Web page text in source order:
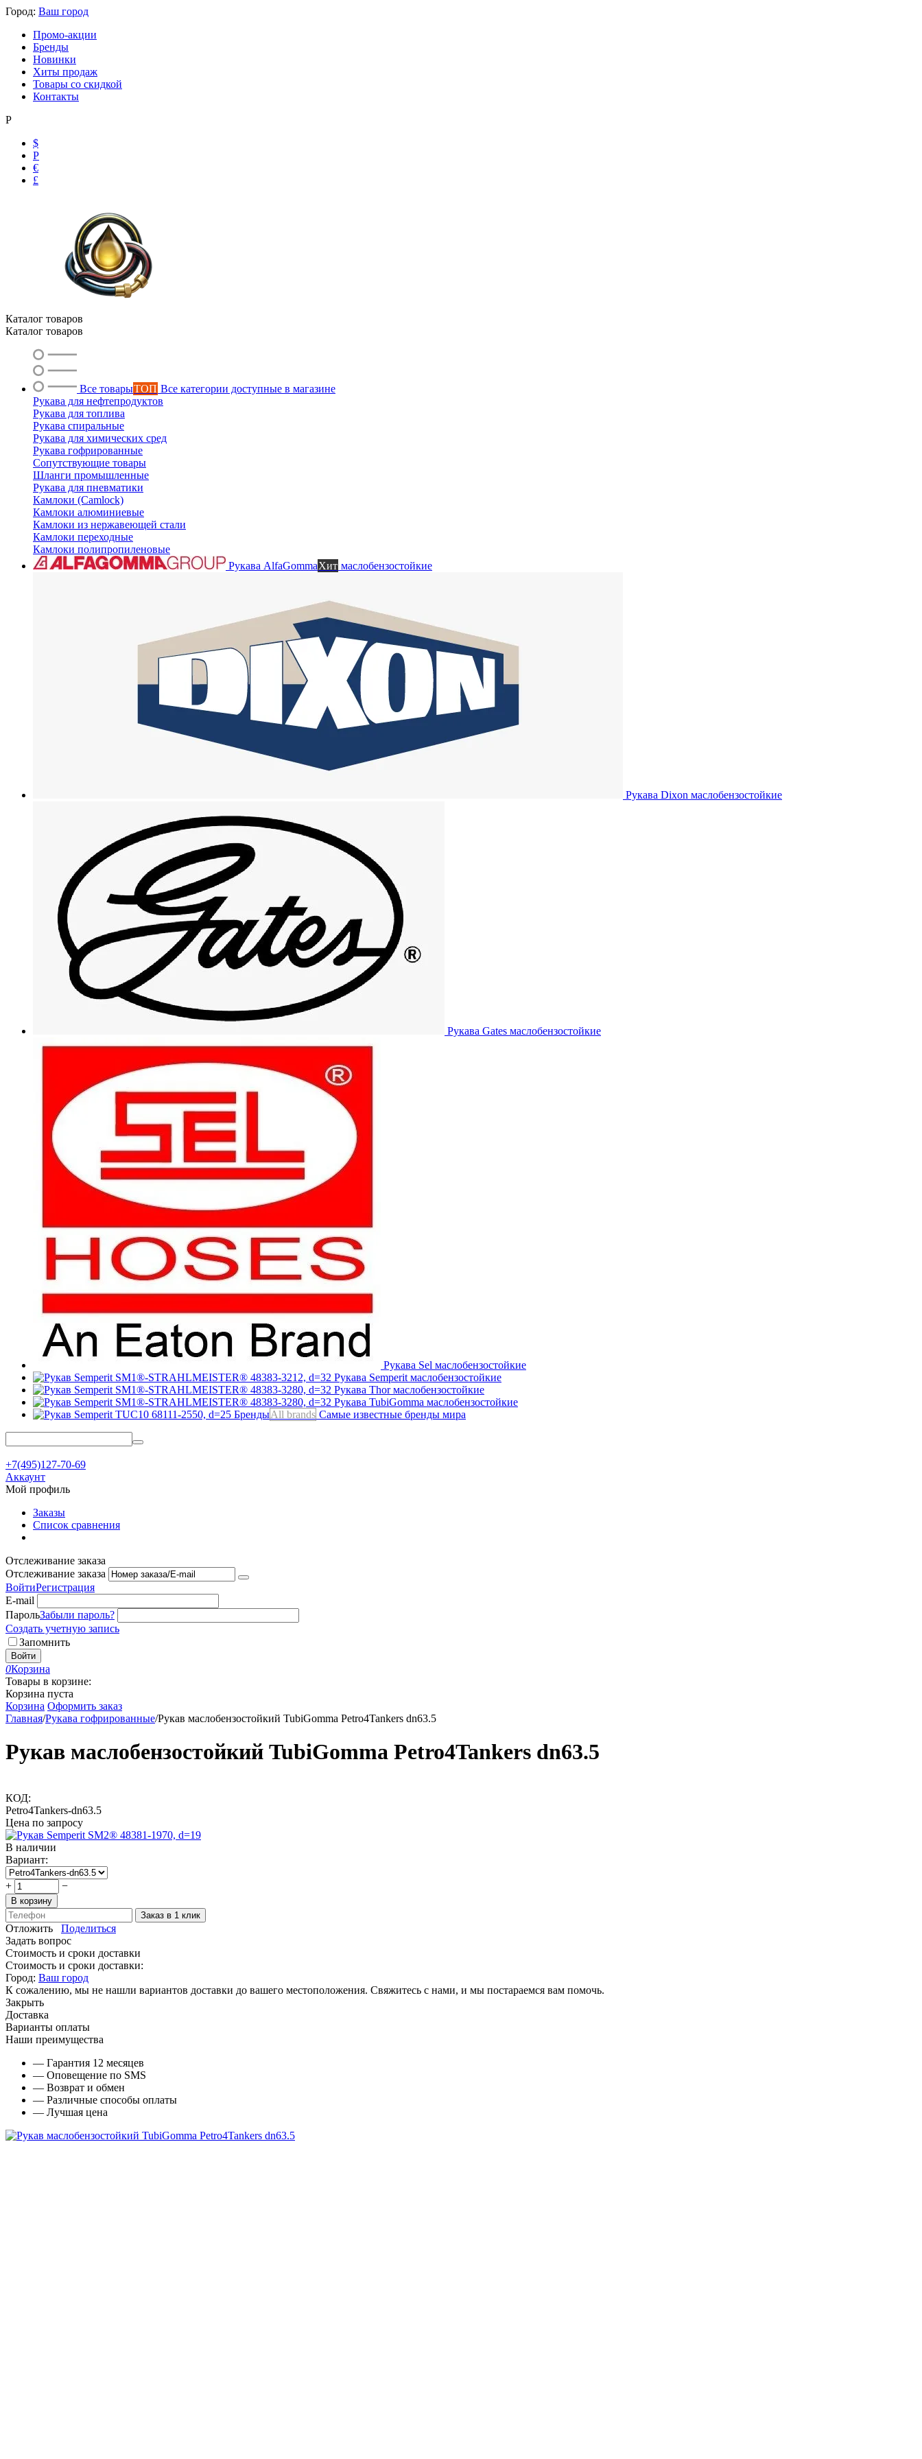
Город: Ваш город
Промо-акции
Бренды
Новинки
Хиты продаж
Товары со скидкой
Контакты
Р
$
Р
€
£
Каталог товаров
Каталог товаров
Все товарыТОП Все категории доступные в магазине
Рукава для нефтепродуктов
Рукава для топлива
Рукава спиральные
Рукава для химических сред
Рукава гофрированные
Сопутствующие товары
Шланги промышленные
Рукава для пневматики
Камлоки (Camlock)
Камлоки алюминиевые
Камлоки из нержавеющей стали
Камлоки переходные
Камлоки полипропиленовые
Рукава AlfaGommaХит маслобензостойкие
Рукава Dixon маслобензостойкие
Рукава Gates маслобензостойкие
Рукава Sel маслобензостойкие
Рукава Semperit маслобензостойкие
Рукава Thorмаслобензостойкие
Рукава TubiGomma маслобензостойкие
БрендыAll brands Самые известные бренды мира
+7(495)127-70-69
Аккаунт
Мой профиль
Заказы
Список сравнения
Отслеживание заказа
Отслеживание заказа
ВойтиРегистрация
E-mail
ПарольЗабыли пароль?
Создать учетную запись
Запомнить
Войти
0Корзина
Товары в корзине:
Корзина пуста
Корзина Оформить заказ
Главная/Рукава гофрированные/Рукав маслобензостойкий TubiGomma Petro4Tankers dn63.5
Рукав маслобензостойкий TubiGomma Petro4Tankers dn63.5
КОД:
Petro4Tankers-dn63.5
Цена по запросу
В наличии
Вариант:
+ −
В корзину
Заказ в 1 клик
Отложить
Поделиться
Задать вопрос
Стоимость и сроки доставки
Стоимость и сроки доставки:
Город: Ваш город
К сожалению, мы не нашли вариантов доставки до вашего местоположения. Свяжитесь с нами, и мы постараемся вам помочь.
Закрыть
Доставка
Варианты оплаты
Наши преимущества
— Гарантия 12 месяцев
— Оповещение по SMS
— Возврат и обмен
— Различные способы оплаты
— Лучшая цена